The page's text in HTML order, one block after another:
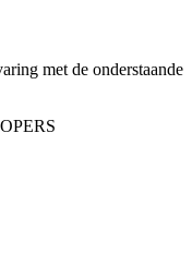
met de onderstaande